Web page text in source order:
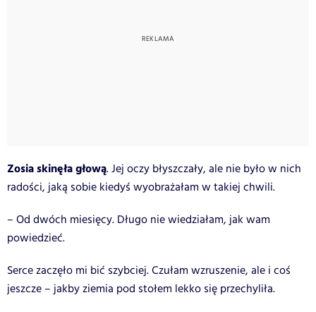
Zosia skinęła głową. Jej oczy błyszczały, ale nie było w nich
radości, jaką sobie kiedyś wyobrażałam w takiej chwili.
– Od dwóch miesięcy. Długo nie wiedziałam, jak wam
powiedzieć.
Serce zaczęło mi bić szybciej. Czułam wzruszenie, ale i coś
jeszcze – jakby ziemia pod stołem lekko się przechyliła.